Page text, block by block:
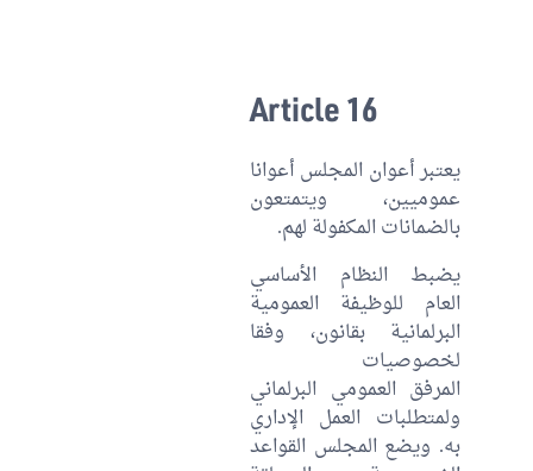
Article 16
يعتبر أعوان المجلس أعوانا
عموميين، ويتمتعون
بالضمانات المكفولة لهم.
يضبط النظام الأساسي
العام للوظيفة العمومية
البرلمانية بقانون، وفقا
لخصوصيات
المرفق العمومي البرلماني
ولمتطلبات العمل الإداري
به. ويضع المجلس القواعد